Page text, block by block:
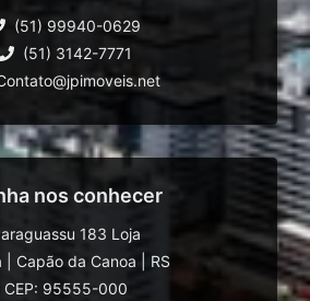
(51) 99940-0629
(51) 3142-7771
nos conhecer
183 Loja
Capão da Canoa
RS
CEP: 95555-000